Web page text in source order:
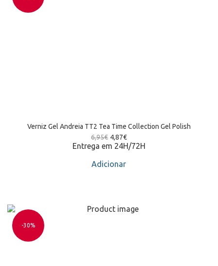
Verniz Gel Andreia TT2 Tea Time Collection Gel Polish
6,95€ 4,87€
Entrega em 24H/72H
Adicionar
-30%